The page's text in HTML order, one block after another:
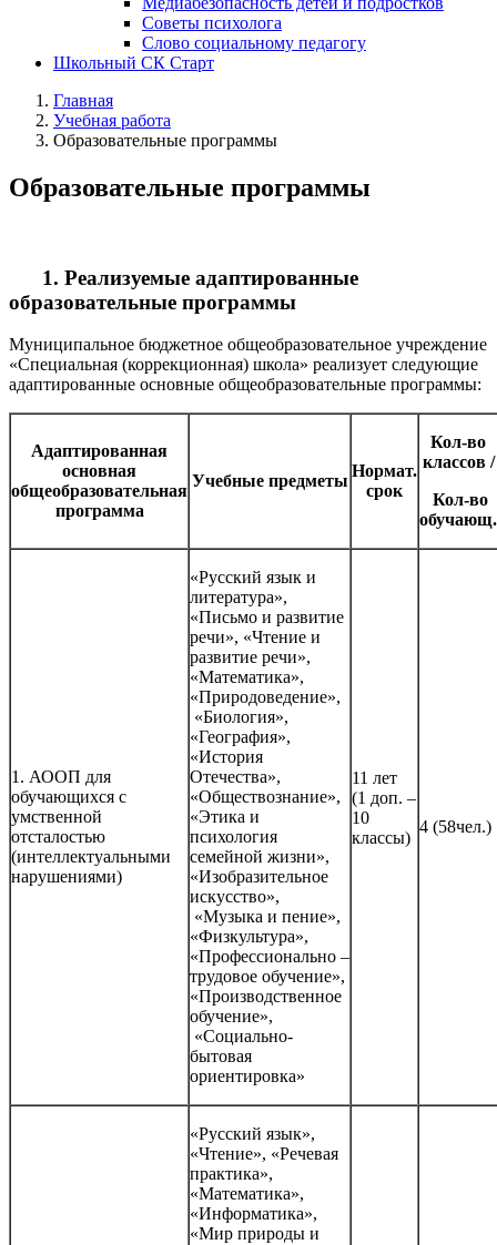
Советы психолога
Слово социальному педагогу
Школьный СК Старт
Главная
Учебная работа
Образовательные программы
Образовательные программы
1. Реализуемые адаптированные
образовательные программы
Муниципальное бюджетное общеобразовательное учреждение
«Специальная (коррекционная) школа» реализует следующие
адаптированные основные общеобразовательные программы:
Адаптированная
основная
общеобразовательная
программа
Учебные предметы
Нормат.
срок
Кол-во
классов /
Кол-во
обучающ.
1. АООП для
обучающихся с
умственной
отсталостью
(интеллектуальными
нарушениями)
«Русский язык и
литература»,
«Письмо и развитие
речи», «Чтение и
развитие речи»,
«Математика»,
«Природоведение»,
«Биология»,
«География»,
«История
Отечества»,
«Обществознание»,
«Этика и
психология
семейной жизни»,
«Изобразительное
искусство»,
«Музыка и пение»,
«Физкультура»,
«Профессионально –
трудовое обучение»,
«Производственное
обучение»,
«Социально-
бытовая
ориентировка»
11 лет
(1 доп. –
10
классы)
4 (58чел.)
«Русский язык»,
«Чтение», «Речевая
практика»,
«Математика»,
«Информатика»,
«Мир природы и